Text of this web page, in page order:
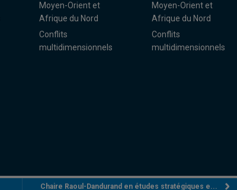
Moyen-Orient et
Afrique du Nord
Conflits
multidimensionnels
Moyen-Orient et
Afrique du Nord
Conflits
multidimensionnels
Chaire Raoul-Dandurand en études stratégiques e...